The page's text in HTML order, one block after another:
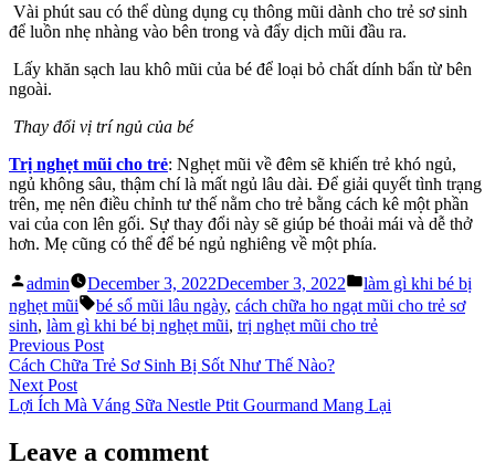
Vài phút sau có thể dùng dụng cụ thông mũi dành cho trẻ sơ sinh
để luồn nhẹ nhàng vào bên trong và đẩy dịch mũi đầu ra.
Lấy khăn sạch lau khô mũi của bé để loại bỏ chất dính bẩn từ bên
ngoài.
Thay đổi vị trí ngủ của bé
Trị nghẹt mũi cho trẻ: Nghẹt mũi về đêm sẽ khiến trẻ khó ngủ,
ngủ không sâu, thậm chí là mất ngủ lâu dài. Để giải quyết tình trạng
trên, mẹ nên điều chỉnh tư thế nằm cho trẻ bằng cách kê một phần
vai của con lên gối. Sự thay đổi này sẽ giúp bé thoải mái và dễ thở
hơn. Mẹ cũng có thể để bé ngủ nghiêng về một phía.
Posted
by
admin December 3, 2022December 3, 2022
Posted
in
làm gì khi bé bị
nghẹt mũi
Tags:
bé sổ mũi lâu ngày, cách chữa ho ngạt mũi cho trẻ sơ
sinh, làm gì khi bé bị nghẹt mũi, trị nghẹt mũi cho trẻ
Post
navigation
Previous PostPrevious
post:
Cách Chữa Trẻ Sơ Sinh Bị Sốt Như Thế Nào?
Next PostNext
post:
Lợi Ích Mà Váng Sữa Nestle Ptit Gourmand Mang Lại
Leave a comment